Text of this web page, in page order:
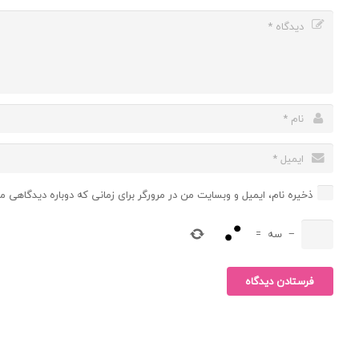
ذخیره نام، ایمیل و وبسایت من در مرورگر برای زمانی که دوباره
− سه =
فرستادن دیدگاه